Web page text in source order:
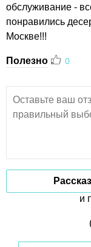
обслуживание -
понравились
Москве!!!
Полезно 0
и